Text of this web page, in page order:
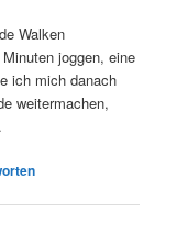
Walken
joggen, eine
ich mich danach
weitermachen,